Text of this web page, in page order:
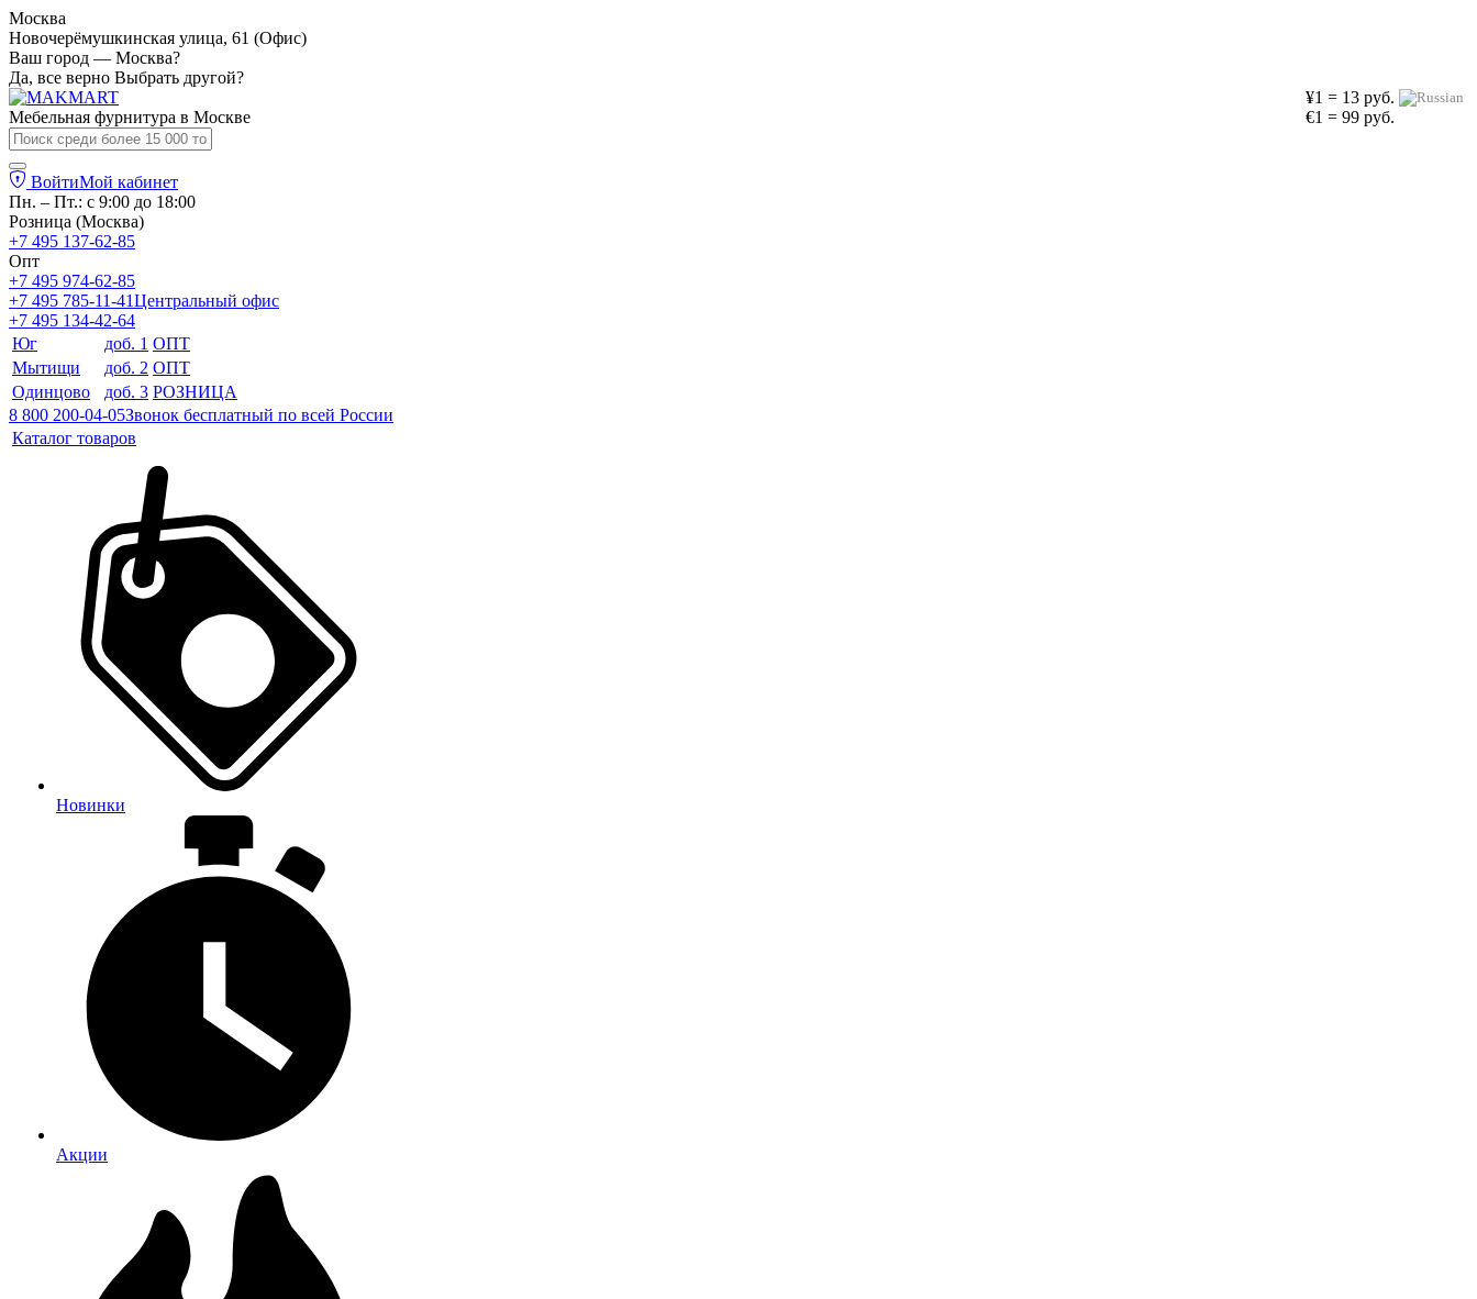
Москва
Новочерёмушкинская улица, 61 (Офис)
Ваш город — Москва?
Да, все верно Выбрать другой?
¥1 = 13 руб.
€1 = 99 руб.
Мебельная фурнитура в Москве
ВойтиМой кабинет
Пн. – Пт.: с 9:00 до 18:00
Розница (Москва)
+7 495 137-62-85
Опт
+7 495 974-62-85
+7 495 785-11-41Центральный офис
+7 495 134-42-64
Юг
доб. 1 ОПТ
Мытищи
доб. 2 ОПТ
Одинцово
доб. 3 РОЗНИЦА
8 800 200-04-05Звонок бесплатный по всей России
Каталог товаров
Новинки
Акции